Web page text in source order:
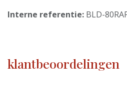
Interne referentie: BLD-
klantbeoordelingen